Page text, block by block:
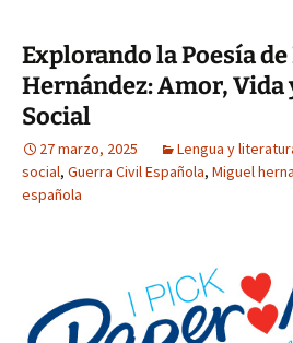
Explorando la Poesía
Hernández: Amor,
Social
27 marzo, 2025 Lengua y
social, Guerra Civil Española, Miguel
española